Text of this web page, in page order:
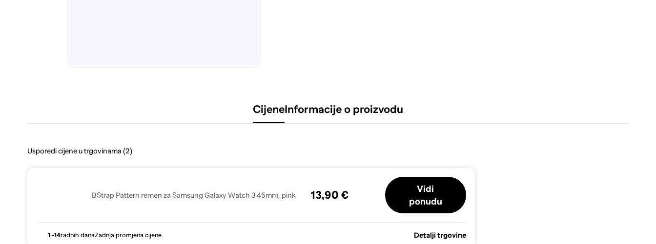
CijeneInformacije o proizvodu
Usporedi cijene u trgovinama (2)
BStrap Pattern remen za Samsung Galaxy Watch 3 45mm, pink 13,90 €
Vidi
ponudu
1 -14radnih danaZadnja promjena cijene Detalji trgovine